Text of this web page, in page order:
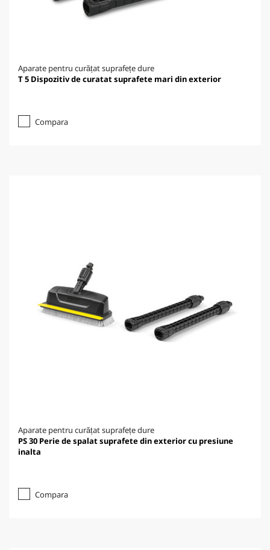
Aparate pentru curățat suprafețe dure
T 5 Dispozitiv de curatat suprafete mari din exterior
Compara
Aparate pentru curățat suprafețe dure
PS 30 Perie de spalat suprafete din exterior cu presiune
inalta
Compara